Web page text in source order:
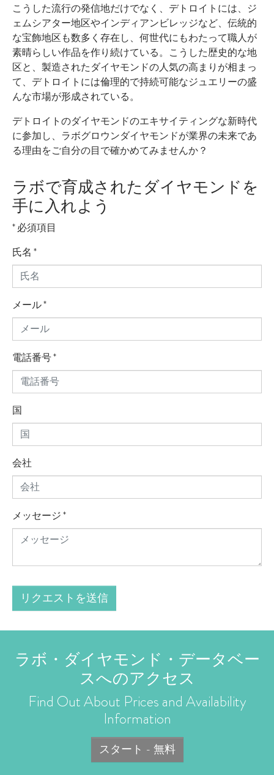
こうした流行の発信地だけでなく、デトロイトには、ジ
ェムシアター地区やインディアンビレッジなど、伝統的
な宝飾地区も数多く存在し、何世代にもわたって職人が
素晴らしい作品を作り続けている。こうした歴史的な地
区と、製造されたダイヤモンドの人気の高まりが相まっ
て、デトロイトには倫理的で持続可能なジュエリーの盛
んな市場が形成されている。
デトロイトのダイヤモンドのエキサイティングな新時代
に参加し、ラボグロウンダイヤモンドが業界の未来であ
る理由をご自分の目で確かめてみませんか？
ラボで育成されたダイヤモンドを
手に入れよう
* 必須項目
氏名 *
メール*
電話番号*
国
会社
メッセージ*
リクエストを送信
ラボ・ダイヤモンド・データベー
スへのアクセス
Find Out About Prices and Availability
Information
スタート - 無料